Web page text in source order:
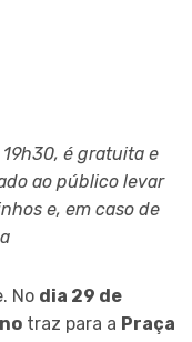
é gratuita e
ao público levar
e, em caso de
No dia 29 de
traz para a Praça